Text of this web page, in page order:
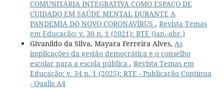
COMUNITÁRIA INTEGRATIVA COMO ESPAÇO DE
CUIDADO EM SAÚDE MENTAL DURANTE A
PANDEMIA DO NOVO CORONAVÍRUS , Revista Temas
em Educação: v. 30 n. 1 (2021): RTE (jan.-abr.)
Givanildo da Silva, Mayara Ferreira Alves, As
implicações da gestão democrática e o conselho
escolar para a escola pública , Revista Temas em
Educação: v. 34 n. 1 (2025): RTE - Publicação Contínua
- Qualis A4